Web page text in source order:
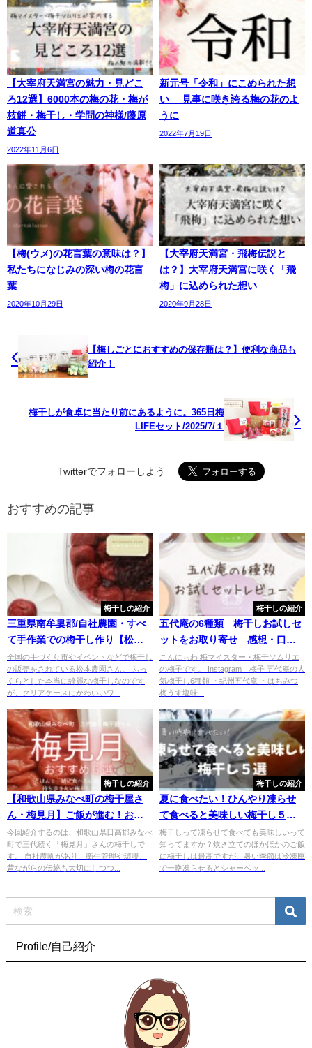
【大宰府天満宮の魅力・見どこ
ろ12選】6000本の梅の花・梅が
枝餅・梅干し・学問の神様/藤原
道真公
2022年11月6日
新元号「令和」にこめられた想
い 見事に咲き誇る梅の花のよ
うに
2022年7月19日
【梅(ウメ)の花言葉の意味は？】
私たちになじみの深い梅の花言
葉
2020年10月29日
【大宰府天満宮・飛梅伝説と
は？】大宰府天満宮に咲く「飛
梅」に込められた想い
2020年9月28日
【梅しごとにおすすめの保存瓶は？】便利な商品も
紹介！
梅干しが食卓に当たり前にあるように。365日梅
LIFEセット/2025/7/１
Twitterでフォローしよう
おすすめの記事
梅干しの紹介
三重県南牟婁郡/自社農園・すべ
て手作業での梅干し作り【松本
農園】
全国の手づくり市やイベントなどで梅干し
の販売をされている松本農園さん。 ふっ
くらとした本当に綺麗な梅干しなのです
が、クリアケースにかわいいワ...
梅干しの紹介
五代庵の6種類 梅干しお試しセ
ットをお取り寄せ 感想・口コ
ミ紹介
こんにちわ 梅マイスター・梅干ソムリエ
の梅子です。 Instagram 梅子 五代庵の人
気梅干し6種類 ・紀州五代庵 ・はちみつ
梅うす塩味...
梅干しの紹介
【和歌山県みなべ町の梅干屋さ
ん・梅見月】ご飯が進む！おす
すめの梅干し・梅商品６選
今回紹介するのは、和歌山県日高郡みなべ
町で三代続く「梅見月」さんの梅干しで
す。 自社農園があり、衛生管理や環境、
昔ながらの伝統も大切にしつつ...
梅干しの紹介
夏に食べたい！ひんやり凍らせ
て食べると美味しい梅干し５
選！
梅干しって凍らせて食べても美味しいって
知ってますか？炊き立てのほかほかのご飯
に梅干しは最高ですが、暑い季節は冷凍庫
で一晩凍らせるとシャーベッ...
Profile/自己紹介